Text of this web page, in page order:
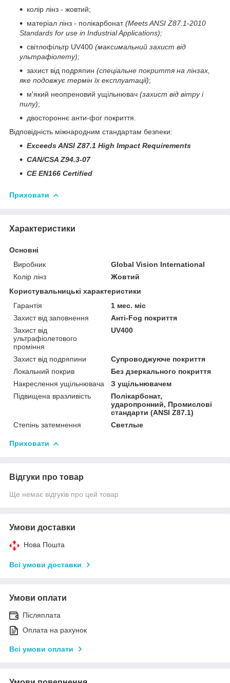
колір лінз - жовтий;
матеріал лінз - полікарбонат(Meets ANSI Z87.1-2010
Standards for use in Industrial Applications);
світлофільтр UV400 (максимальний захист від
ультрафіолету);
захист від подряпин (спеціальне покриття на лінзах,
яке подовжує термін їх експлуатації);
м'який неопреновий ущільнювач (захист від вітру і
пилу);
двостороннє анти-фог покриття.
Відповідність міжнародним стандартам безпеки:
Exceeds ANSI Z87.1 High Impact Requirements
CAN/CSA Z94.3-07
CE EN166 Certified
Приховати
Характеристики
Основні
Виробник
Global Vision International
Колір лінз
Жовтий
Користувальницькі характеристики
Гарантія
1 мес. міс
Захист від заповнення
Анті-Fog покриття
Захист від
ультрафіолетового
проміння
UV400
Захист від подряпини
Супроводжуюче покриття
Локальний покрив
Без дзеркального покриття
Накреслення ущільнювача
З ущільнювачем
Підвищена вразливість
Полікарбонат,
ударопронний, Промислові
стандарти (ANSI Z87.1)
Степінь затемнення
Светлые
Приховати
Відгуки про товар
Ще немає відгуків про цей товар
Умови доставки
Нова Пошта
Всі умови доставки
Умови оплати
Післяплата
Оплата на рахунок
Всі умови оплати